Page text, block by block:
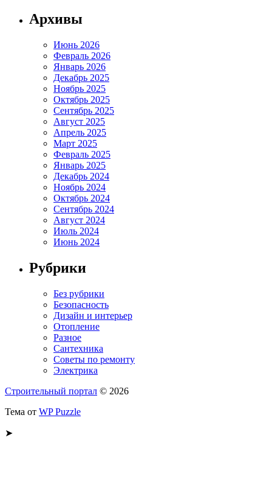
Архивы
Июнь 2026
Февраль 2026
Январь 2026
Декабрь 2025
Ноябрь 2025
Октябрь 2025
Сентябрь 2025
Август 2025
Апрель 2025
Март 2025
Февраль 2025
Январь 2025
Декабрь 2024
Ноябрь 2024
Октябрь 2024
Сентябрь 2024
Август 2024
Июль 2024
Июнь 2024
Рубрики
Без рубрики
Безопасность
Дизайн и интерьер
Отопление
Разное
Сантехника
Советы по ремонту
Электрика
Строительный портал © 2026
Тема от WP Puzzle
➤